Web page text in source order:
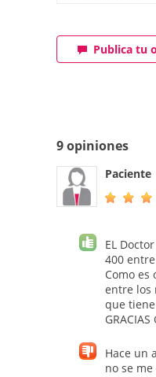
Publica tu
9 opiniones
Paciente
EL
400
Como es
entre los
que
GRACIAS
Hace un
no se